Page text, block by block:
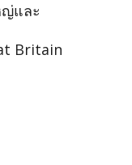
และ
Britain